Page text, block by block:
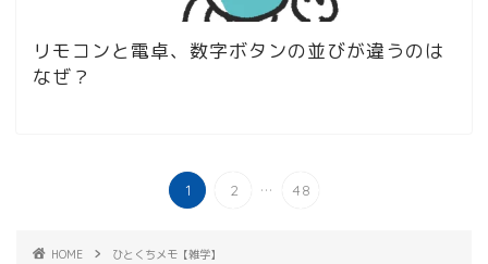
リモコンと電卓、数字ボタンの並びが違うのは
なぜ？
1 2 ... 48
HOME ひとくちメモ【雑学】